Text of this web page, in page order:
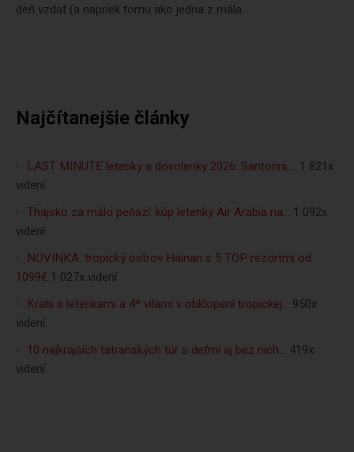
deň vzdať (a napriek tomu ako jedna z mála...
Najčítanejšie články
LAST MINUTE letenky a dovolenky 2026: Santorini,… 1 821x
videní
Thajsko za málo peňazí: kúp letenky Air Arabia na… 1 092x
videní
NOVINKA: tropický ostrov Hainan s 5 TOP rezortmi od
1099€ 1 027x videní
Krabi s letenkami a 4* vilami v obklopení tropickej… 950x
videní
10 najkrajších tatranských túr s deťmi aj bez nich… 419x
videní